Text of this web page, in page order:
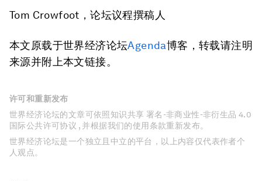
Tom Crowfoot，论坛议程撰稿人
本文原载于世界经济论坛Agenda博客，转载请注明
来源并附上本文链接。
许可和重新发布
世界经济论坛的文章可依照知识共享 署名-非商业性-非衍生品 4.0
国际公共许可协议 , 并根据我们的使用条款重新发布。
世界经济论坛是一个独立且中立的平台，以上内容仅代表作者个
人观点。